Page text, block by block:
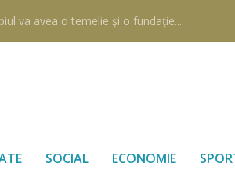
va avea o temelie şi o fundaţie...
SOCIAL ECONOMIE